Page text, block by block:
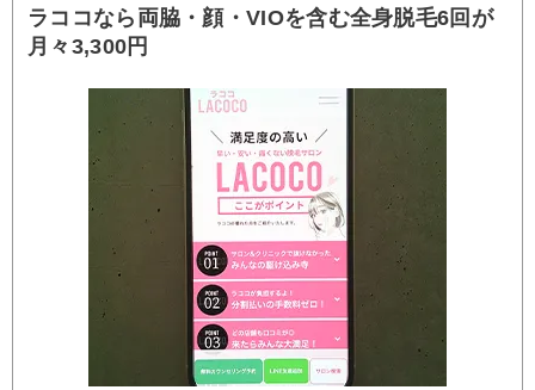
ラココなら両脇・顔・VIOを含む全身脱毛6回が
月々3,300円